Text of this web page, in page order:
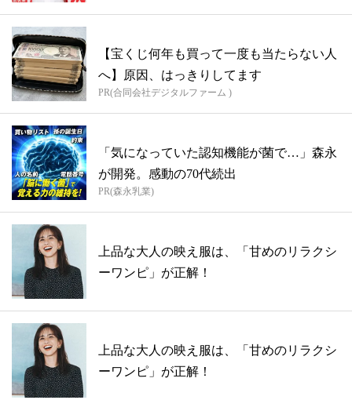
【宝くじ何年も買って一度も当たらない人
へ】原因、はっきりしてます
PR(合同会社デジタルファーム )
「気になっていた認知機能が菌で…」森永
が開発。感動の70代続出
PR(森永乳業)
上品な大人の映え服は、「甘めのリラクシ
ーワンピ」が正解！
上品な大人の映え服は、「甘めのリラクシ
ーワンピ」が正解！